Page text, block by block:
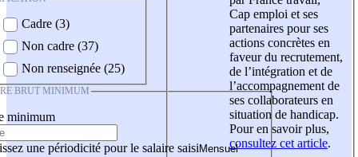
Cadre (3)
Non cadre (37)
Non renseignée (25)
BRUT MINIMUM
minimum
une périodicité pour le salaire saisi
Cap emploi et ses
partenaires pour ses
actions concrètes en
faveur du recrutement,
de l’intégration et de
l’accompagnement de
ses collaborateurs en
situation de handicap.
Pour en savoir plus,
consultez cet article.